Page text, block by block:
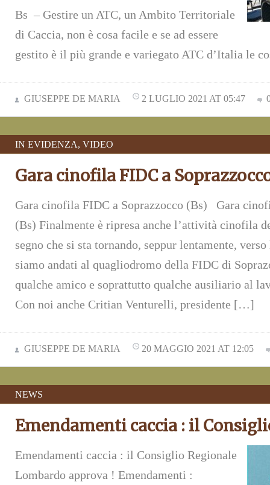
Bs – Gestire un ATC, un Ambito Territoriale
di Caccia, non è cosa facile e se ad essere
gestito è il più grande e variegato ATC d’Italia le
GIUSEPPE DE MARIA 2 LUGLIO 2021 AT 05:47
IN EVIDENZA, VIDEO
Gara cinofila FIDC a
Gara cinofila FIDC a Soprazzocco (Bs) Gara
(Bs) Finalmente è ripresa anche l’attività cinofila
segno che si sta tornando, seppur lentamente,
siamo andati al quagliodromo della FIDC di
qualche amico e soprattutto qualche ausiliario al
Con noi anche Critian Venturelli, presidente […]
GIUSEPPE DE MARIA 20 MAGGIO 2021 AT 12:05
NEWS
Emendamenti caccia : il
Emendamenti caccia : il Consiglio Regionale
Lombardo approva ! Emendamenti :